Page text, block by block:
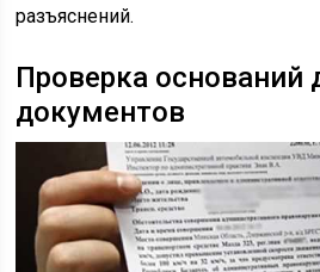
разъяснений.
Проверка оснований
документов